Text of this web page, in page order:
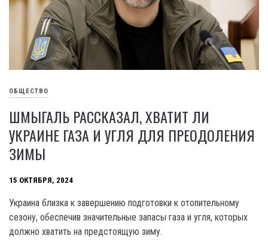
ОБЩЕСТВО
ШМЫГАЛЬ РАССКАЗАЛ, ХВАТИТ ЛИ
УКРАИНЕ ГАЗА И УГЛЯ ДЛЯ ПРЕОДОЛЕНИЯ
ЗИМЫ
15 ОКТЯБРЯ, 2024
Украина близка к завершению подготовки к отопительному
сезону, обеспечив значительные запасы газа и угля, которых
должно хватить на предстоящую зиму.